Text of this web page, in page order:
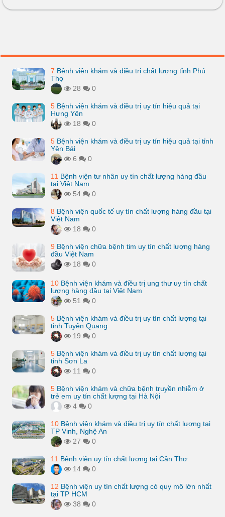
7 Bệnh viện khám và điều trị chất lượng tỉnh Phú
Thọ
28
0
5 Bệnh viện khám và điều trị uy tín hiệu quả tại
Hưng Yên
18
0
5 Bệnh viện khám và điều trị uy tín hiệu quả tại tỉnh
Yên Bái
6
0
11 Bệnh viện tư nhân uy tín chất lượng hàng đầu
tại Việt Nam
54
0
8 Bệnh viện quốc tế uy tín chất lượng hàng đầu tại
Việt Nam
18
0
9 Bệnh viện chữa bệnh tim uy tín chất lượng hàng
đầu Việt Nam
18
0
10 Bệnh viện khám và điều trị ung thư uy tín chất
lượng hàng đầu tại Việt Nam
51
0
5 Bệnh viện khám và điều trị uy tín chất lượng tại
tỉnh Tuyên Quang
19
0
5 Bệnh viện khám và điều trị uy tín chất lượng tại
tỉnh Sơn La
11
0
5 Bệnh viện khám và chữa bệnh truyền nhiễm ở
trẻ em uy tín chất lượng tại Hà Nội
4
0
10 Bệnh viện khám và điều trị uy tín chất lượng tại
TP Vinh, Nghệ An
27
0
11 Bệnh viện uy tín chất lượng tại Cần Thơ
14
0
12 Bệnh viện uy tín chất lượng có quy mô lớn nhất
tại TP HCM
38
0